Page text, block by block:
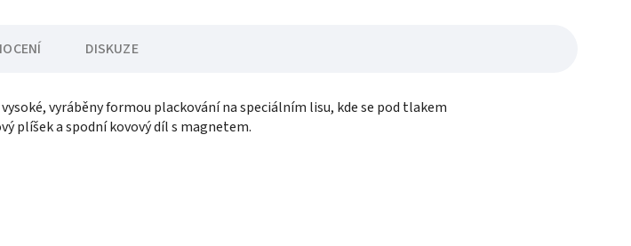
DISKUZE
vyráběny formou plackování na speciálním lisu, kde se pod tlakem
plíšek a spodní kovový díl s magnetem.